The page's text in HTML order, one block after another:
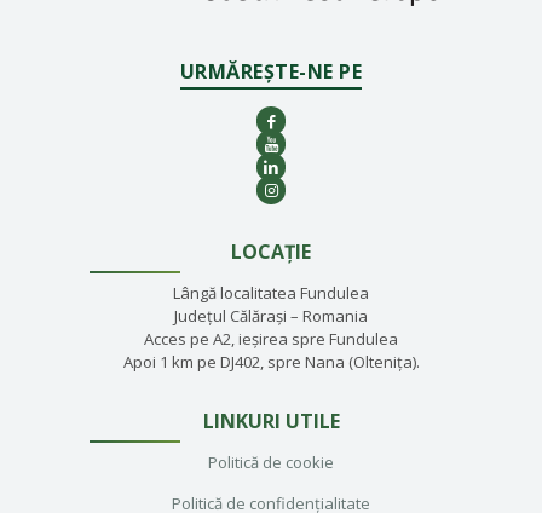
URMĂREȘTE-NE PE
LOCAȚIE
Lângă localitatea Fundulea
Județul Călărași – Romania
Acces pe A2, ieșirea spre Fundulea
Apoi 1 km pe DJ402, spre Nana (Oltenița).
LINKURI UTILE
Politică de cookie
Politică de confidențialitate